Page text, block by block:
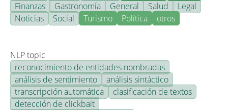
Finanzas
Gastronomía General Salud
Legal
Noticias
Social Turismo Política otros
NLP topic
reconocimiento de entidades nombradas
análisis de sentimiento
análisis sintáctico
transcripción automática
clasificación de textos
detección de clickbait